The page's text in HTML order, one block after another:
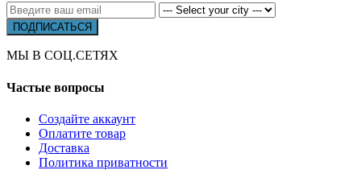
МЫ В СОЦ.СЕТЯХ
Частые вопросы
Создайте аккаунт
Оплатите товар
Доставка
Политика приватности